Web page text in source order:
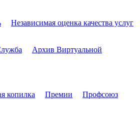
Независимая оценка качества услуг
Архив Виртуальной
копилка Премии
Профсоюз